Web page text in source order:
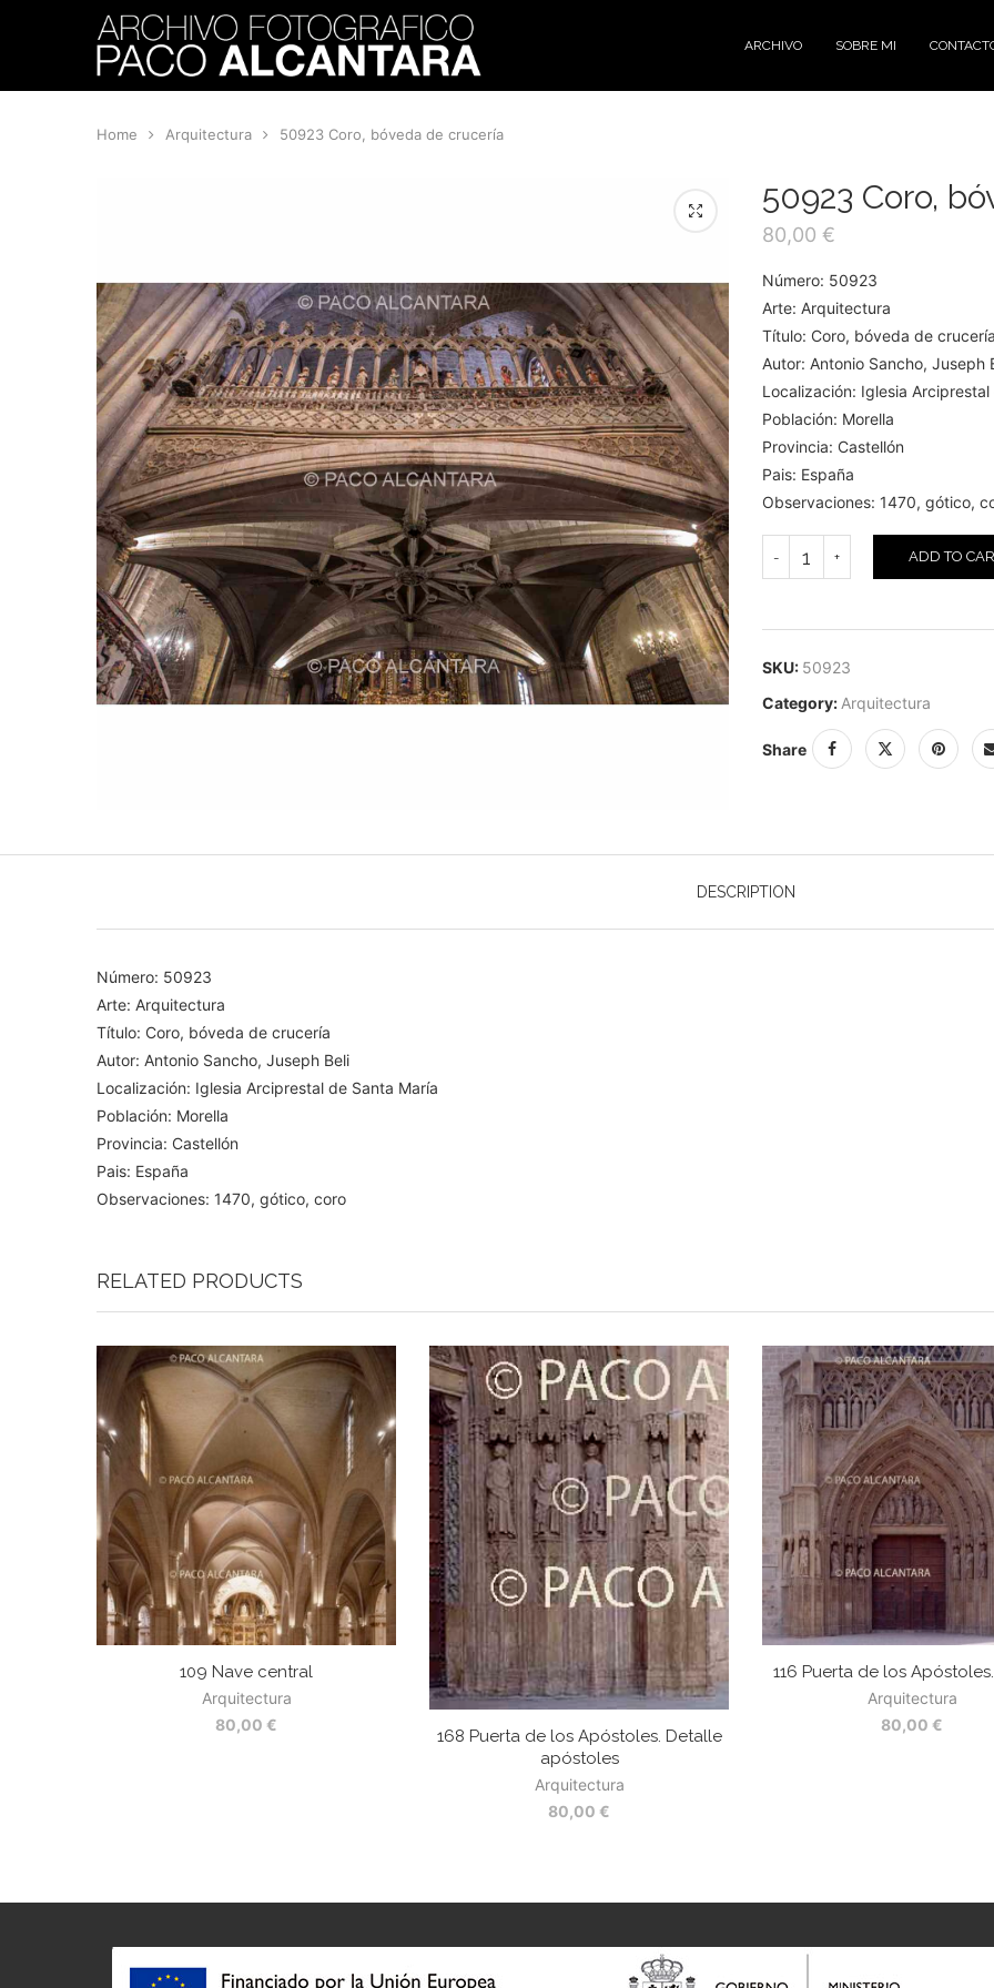
ARCHIVO SOBRE MI
Home Arquitectura 50923 Coro, bóveda de crucería
50923 Coro,
80,00 €
Número: 50923
Arte: Arquitectura
Título: Coro, bóveda de crucería
Autor: Antonio Sancho, Juseph
Localización: Iglesia
Población: Morella
Provincia: Castellón
Pais: España
Observaciones: 1470, gótico,
ADD TO
SKU: 50923
Category: Arquitectura
Share
DESCRIPTION
Número: 50923
Arte: Arquitectura
Título: Coro, bóveda de crucería
Autor: Antonio Sancho, Juseph Beli
Localización: Iglesia Arciprestal de Santa María
Población: Morella
Provincia: Castellón
Pais: España
Observaciones: 1470, gótico, coro
RELATED PRODUCTS
109 Nave central
Arquitectura
80,00 €
168 Puerta de los Apóstoles. Detalle
apóstoles
Arquitectura
80,00 €
116 Puerta de los
Arquitectura
80,00 €